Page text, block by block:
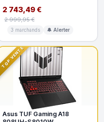
2 743,49 €
2 999,95 €
3 marchands 🔔 Alerter
TOP VENTE
Asus TUF Gaming A18